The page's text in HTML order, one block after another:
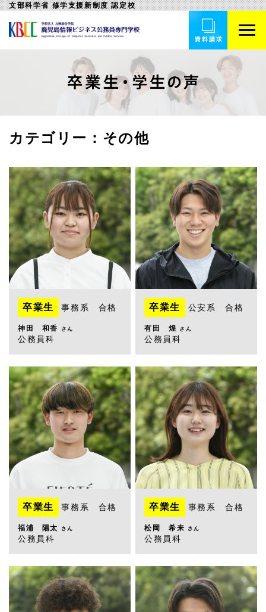
文部科学省 修学支援新制度 認定校
カテゴリー： その他
卒業生 事務系 合格
神田 和香 さん
公務員科
卒業生 公安系 合格
有田 煌 さん
公務員科
卒業生 事務系 合格
福浦 陽太 さん
公務員科
卒業生 事務系 合格
松岡 希来 さん
公務員科